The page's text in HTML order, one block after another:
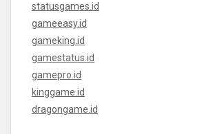
statusgames.id
gameeasy.id
gameking.id
gamestatus.id
gamepro.id
kinggame.id
dragongame.id